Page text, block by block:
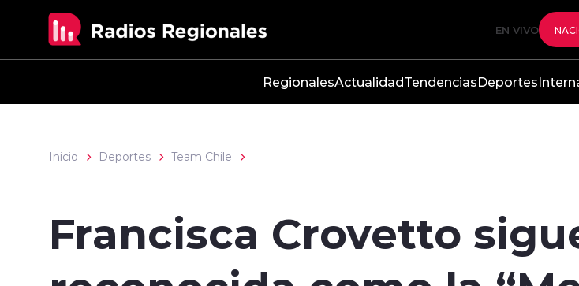
EN VIVO
RegionalesActualidadTendenciasDeportes
Inicio Deportes Team Chile
Francisca Crovetto